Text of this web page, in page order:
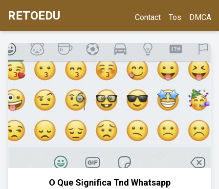
RETOEDU Contact Tos DMCA
O Que Significa Tnd Whatsapp